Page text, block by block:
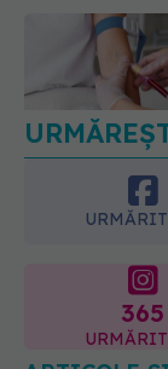
365
ARTICOLE